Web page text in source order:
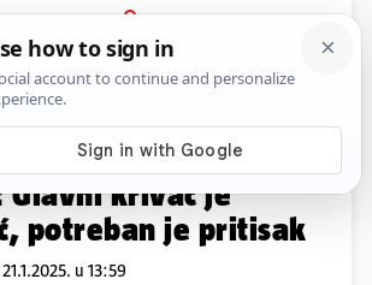
PRIJAVA
News Komentari
ULICE'
bojkot
krivac je
potreban je pritisak
u 13:59